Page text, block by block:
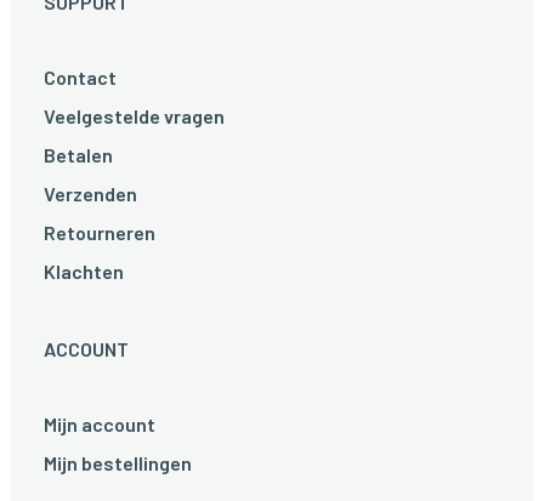
Contact
Veelgestelde vragen
Betalen
Verzenden
Retourneren
Klachten
ACCOUNT
Mijn account
Mijn bestellingen